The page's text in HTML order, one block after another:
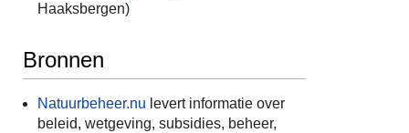
Haaksbergen)
Bronnen
Natuurbeheer.nu levert informatie over
beleid, wetgeving, subsidies, beheer,